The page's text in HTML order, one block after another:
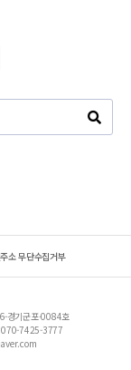
소 무단수집거부
경기군포-0084호
070-7425-3777